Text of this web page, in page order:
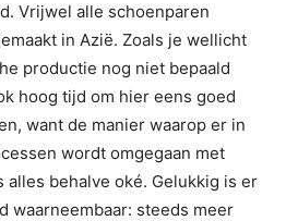
Vrijwel alle schoenparen
in Azië. Zoals je wellicht
productie nog niet bepaald
hoog tijd om hier eens goed
want de manier waarop er in
wordt omgegaan met
alles behalve oké. Gelukkig is er
waarneembaar: steeds meer